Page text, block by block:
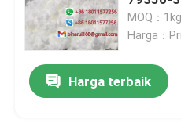
Agrochemical
Bahan kimia organik dasar
MOQ：1kg
Harga：
Harga terbaik